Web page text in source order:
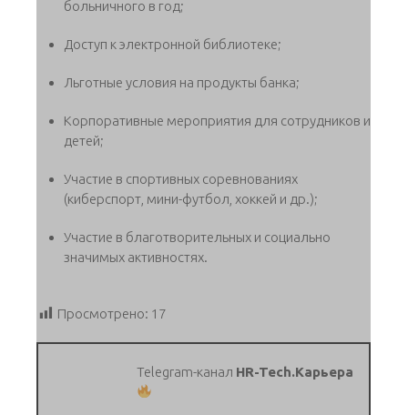
больничного в год;
Доступ к электронной библиотеке;
Льготные условия на продукты банка;
Корпоративные мероприятия для сотрудников и
детей;
Участие в спортивных соревнованиях
(киберспорт, мини-футбол, хоккей и др.);
Участие в благотворительных и социально
значимых активностях.
Просмотрено: 17
Telegram-канал HR-Tech.Карьера